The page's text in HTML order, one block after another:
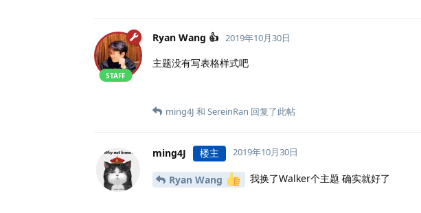
Ryan Wang 👍
STAFF
2019年10月30日
主题没有写表格样式吧
ming4J 和 SereinRan 回复了此帖
ming4J 楼主 2019年10月30日
Ryan Wang 我换了Walker个主题 确实就好了